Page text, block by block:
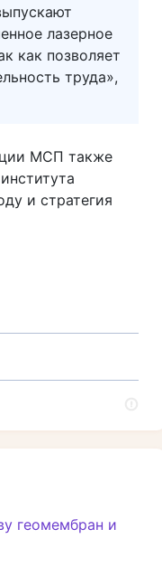
лазерное
как позволяет
труда»,
МСП также
и стратегия
геомембран и